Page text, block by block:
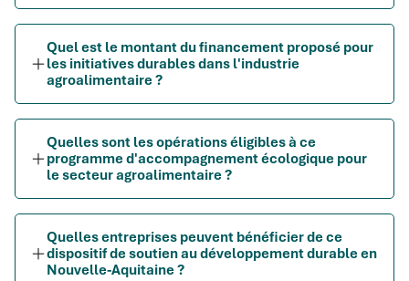
Quel est le montant du financement proposé pour
les initiatives durables dans l'industrie
agroalimentaire ?
Quelles sont les opérations éligibles à ce
programme d'accompagnement écologique pour
le secteur agroalimentaire ?
Quelles entreprises peuvent bénéficier de ce
dispositif de soutien au développement durable en
Nouvelle-Aquitaine ?